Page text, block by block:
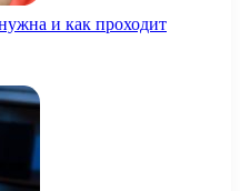
и как проходит